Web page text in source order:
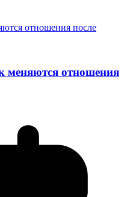
меняются отношения